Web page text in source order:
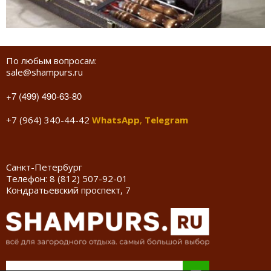
По любым вопросам:
sale@shampurs.ru
+7 (499) 490-63-80
+7 (964) 340-44-42 WhatsApp, Telegram
Санкт-Петербург
Телефон: 8 (812) 507-92-01
Кондратьевский проспект, 7